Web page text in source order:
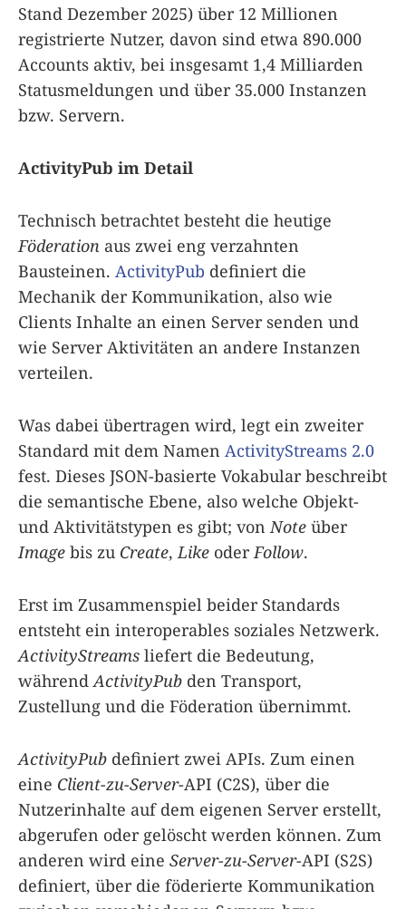
Stand Dezember 2025) über 12 Millionen
registrierte Nutzer, davon sind etwa 890.000
Accounts aktiv, bei insgesamt 1,4 Milliarden
Statusmeldungen und über 35.000 Instanzen
bzw. Servern.
ActivityPub im Detail
Technisch betrachtet besteht die heutige
Föderation aus zwei eng verzahnten
Bausteinen. ActivityPub definiert die
Mechanik der Kommunikation, also wie
Clients Inhalte an einen Server senden und
wie Server Aktivitäten an andere Instanzen
verteilen.
Was dabei übertragen wird, legt ein zweiter
Standard mit dem Namen ActivityStreams 2.0
fest. Dieses JSON-basierte Vokabular beschreibt
die semantische Ebene, also welche Objekt-
und Aktivitätstypen es gibt; von Note über
Image bis zu Create, Like oder Follow.
Erst im Zusammenspiel beider Standards
entsteht ein interoperables soziales Netzwerk.
ActivityStreams liefert die Bedeutung,
während ActivityPub den Transport,
Zustellung und die Föderation übernimmt.
ActivityPub definiert zwei APIs. Zum einen
eine Client-zu-Server-API (C2S), über die
Nutzerinhalte auf dem eigenen Server erstellt,
abgerufen oder gelöscht werden können. Zum
anderen wird eine Server-zu-Server-API (S2S)
definiert, über die föderierte Kommunikation